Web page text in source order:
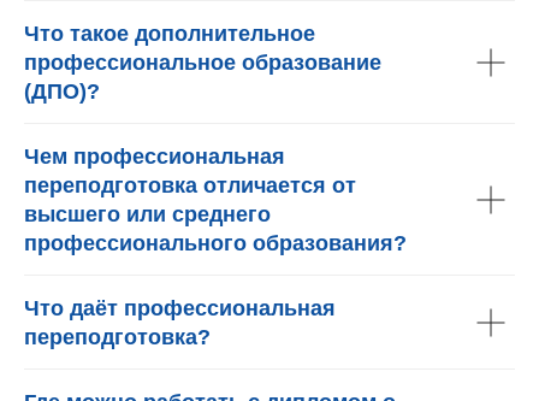
Что такое дополнительное
профессиональное образование
(ДПО)?
Чем профессиональная
переподготовка отличается от
высшего или среднего
профессионального образования?
Что даёт профессиональная
переподготовка?